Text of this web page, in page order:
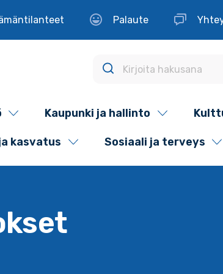
Palaute
Kaupunki ja hallinto
kasvatus Sosiaali ja terveys